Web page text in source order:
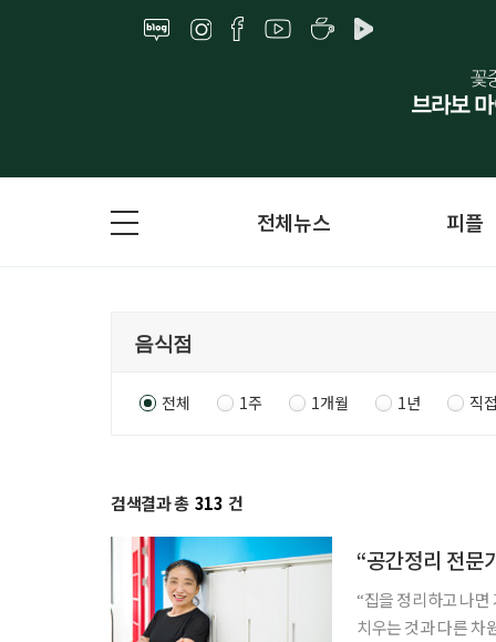
전체뉴스 피플
전체 1주 1개월 1년 직
검색결과 총 313 건
“공간정리 전문
“집을 정리하고 나
치우는 것과 다른 차원의 즐거움이었죠.” 서울